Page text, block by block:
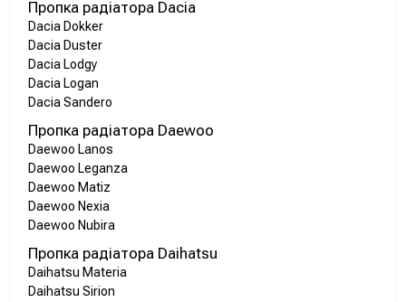
Пропка радіатора Dacia
Dacia Dokker
Dacia Duster
Dacia Lodgy
Dacia Logan
Dacia Sandero
Пропка радіатора Daewoo
Daewoo Lanos
Daewoo Leganza
Daewoo Matiz
Daewoo Nexia
Daewoo Nubira
Пропка радіатора Daihatsu
Daihatsu Materia
Daihatsu Sirion